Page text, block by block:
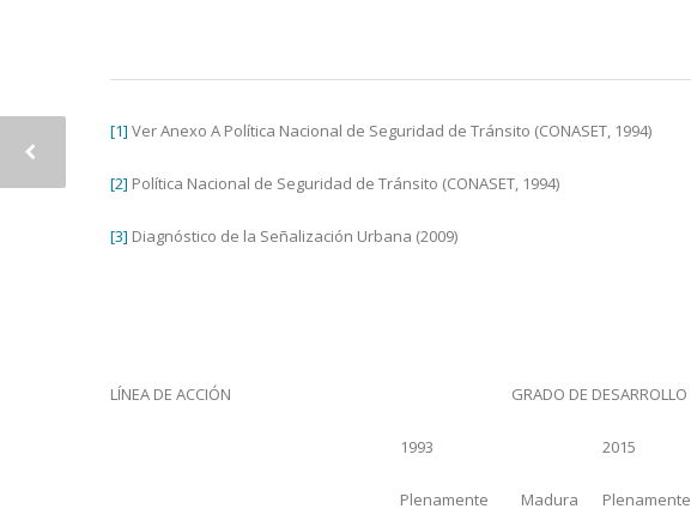
[1] Ver Anexo A Política Nacional de Seguridad de Tránsito (CONASET, 1994)
[2] Política Nacional de Seguridad de Tránsito (CONASET, 1994)
[3] Diagnóstico de la Señalización Urbana (2009)
LÍNEA DE ACCIÓN GRADO DE DESARROLLO
1993 2015
Plenamente Madura Plenamente